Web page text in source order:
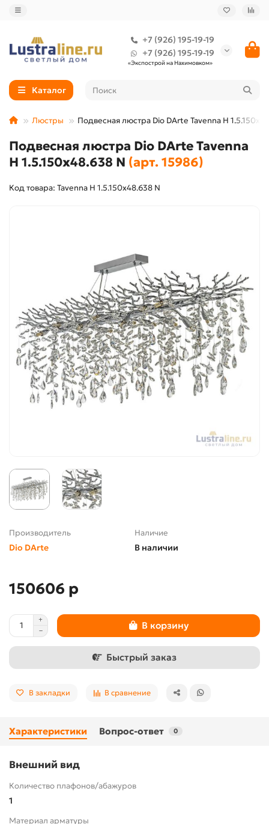
+7 (926) 195-19-19
+7 (926) 195-19-19
«Экспострой на Нахимовком»
Каталог
Люстры Подвесная люстра Dio DArte Tavenna H
Подвесная люстра Dio DArte Tavenna
H 1.5.150x48.638 N (арт. 15986)
Код товара: Tavenna H 1.5.150x48.638 N
Производитель
Dio DArte
Наличие
В наличии
150606 р
В корзину
Быстрый заказ
В закладки В сравнение
Характеристики Вопрос-ответ 0
Внешний вид
Количество плафонов/абажуров
1
Материал арматуры